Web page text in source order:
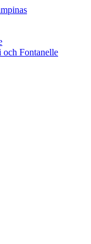
Fontanelle